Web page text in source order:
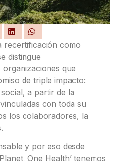
recertificación como
distingue
que
de triple impacto:
a partir de la
con toda su
los colaboradores, la
y por eso desde
One Health’ tenemos